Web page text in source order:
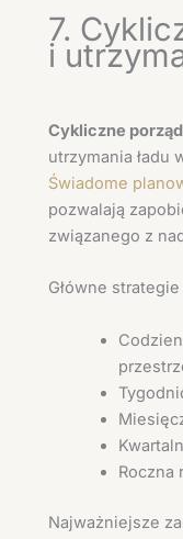
7.
i
Cykliczne
utrzymania ładu
Świadome
pozwalają
związanego z
Główne
Roczna
Najważniejsze